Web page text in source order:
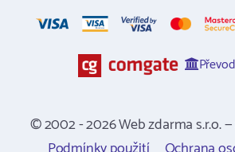
© 2002 - 2026 Web zdarma s.r.o.